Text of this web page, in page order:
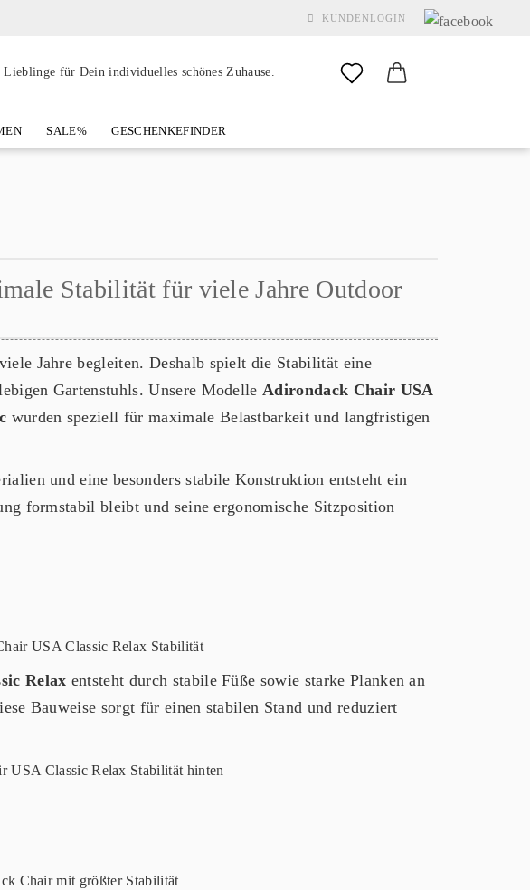
KUNDENLOGIN
Konto erstellen
für Dein individuelles schönes Zuhause.
SALE% GESCHENKEFINDER
Stabilität für viele Jahre Outdoor
Jahre begleiten. Deshalb spielt die Stabilität eine
Gartenstuhls. Unsere ModelleAdirondack Chair USA
wurden speziell für maximale Belastbarkeit und langfristigen
und eine besonders stabile Konstruktion entsteht ein
formstabil bleibt und seine ergonomische Sitzposition
Relax entsteht durch stabile Füße sowie starke Planken an
Bauweise sorgt für einen stabilen Stand und reduziert